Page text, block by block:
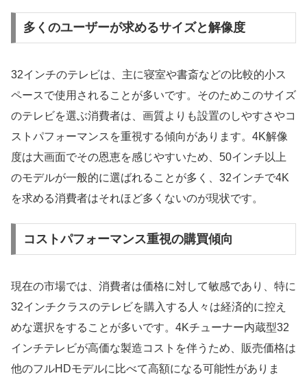
多くのユーザーが求めるサイズと解像度
32インチのテレビは、主に寝室や書斎などの比較的小ス
ペースで使用されることが多いです。そのためこのサイズ
のテレビを選ぶ消費者は、画質よりも設置のしやすさやコ
ストパフォーマンスを重視する傾向があります。4K解像
度は大画面でその恩恵を感じやすいため、50インチ以上
のモデルが一般的に選ばれることが多く、32インチで4K
を求める消費者はそれほど多くないのが現状です。
コストパフォーマンス重視の購買傾向
現在の市場では、消費者は価格に対して敏感であり、特に
32インチクラスのテレビを購入する人々は経済的に控え
めな選択をすることが多いです。4Kチューナー内蔵型32
インチテレビが高価な製造コストを伴うため、販売価格は
他のフルHDモデルに比べて高額になる可能性がありま